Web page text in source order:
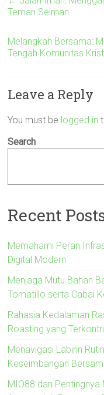
Teman Seiman
Melangkah Bersama:
Tengah Komunitas
Leave a Reply
You must be logged in
Search
Recent
Memahami Peran
Digital Modern
Menjaga Mutu Bahan
Tomatillo serta Cabai
Rahasia Kedalaman
Roasting yang
Menavigasi Labirin
Keseimbangan
MIO88 dan